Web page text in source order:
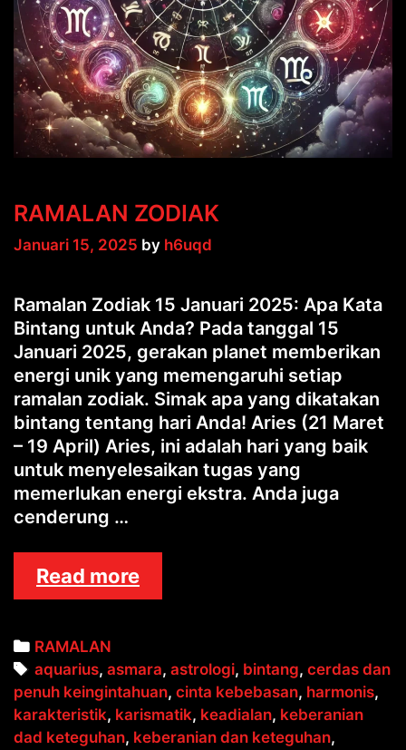
RAMALAN ZODIAK
Januari 15, 2025 by h6uqd
Ramalan Zodiak 15 Januari 2025: Apa Kata
Bintang untuk Anda? Pada tanggal 15
Januari 2025, gerakan planet memberikan
energi unik yang memengaruhi setiap
ramalan zodiak. Simak apa yang dikatakan
bintang tentang hari Anda! Aries (21 Maret
– 19 April) Aries, ini adalah hari yang baik
untuk menyelesaikan tugas yang
memerlukan energi ekstra. Anda juga
cenderung …
Read moreRAMALAN
ZODIAK
Categories
RAMALAN
Tags
aquarius,asmara,astrologi, bintang,cerdas dan
penuh keingintahuan, cinta kebebasan, harmonis,
karakteristik, karismatik, keadialan, keberanian
dad keteguhan, keberanian dan keteguhan,